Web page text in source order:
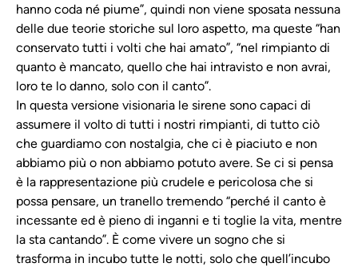
hanno coda né piume”, quindi non viene sposata nessuna
delle due teorie storiche sul loro aspetto, ma queste “han
conservato tutti i volti che hai amato”, “nel rimpianto di
quanto è mancato, quello che hai intravisto e non avrai,
loro te lo danno, solo con il canto”.
In questa versione visionaria le sirene sono capaci di
assumere il volto di tutti i nostri rimpianti, di tutto ciò
che guardiamo con nostalgia, che ci è piaciuto e non
abbiamo più o non abbiamo potuto avere. Se ci si pensa
è la rappresentazione più crudele e pericolosa che si
possa pensare, un tranello tremendo “perché il canto è
incessante ed è pieno di inganni e ti toglie la vita, mentre
la sta cantando”. È come vivere un sogno che si
trasforma in incubo tutte le notti, solo che quell’incubo